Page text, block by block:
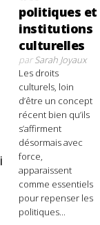
politiques et
institutions
culturelles
parSarah Joyaux
Les droits
culturels, loin
d’être un concept
récent bien qu’ils
s’affirment
désormais avec
force,
apparaissent
comme essentiels
pour repenser les
politiques...